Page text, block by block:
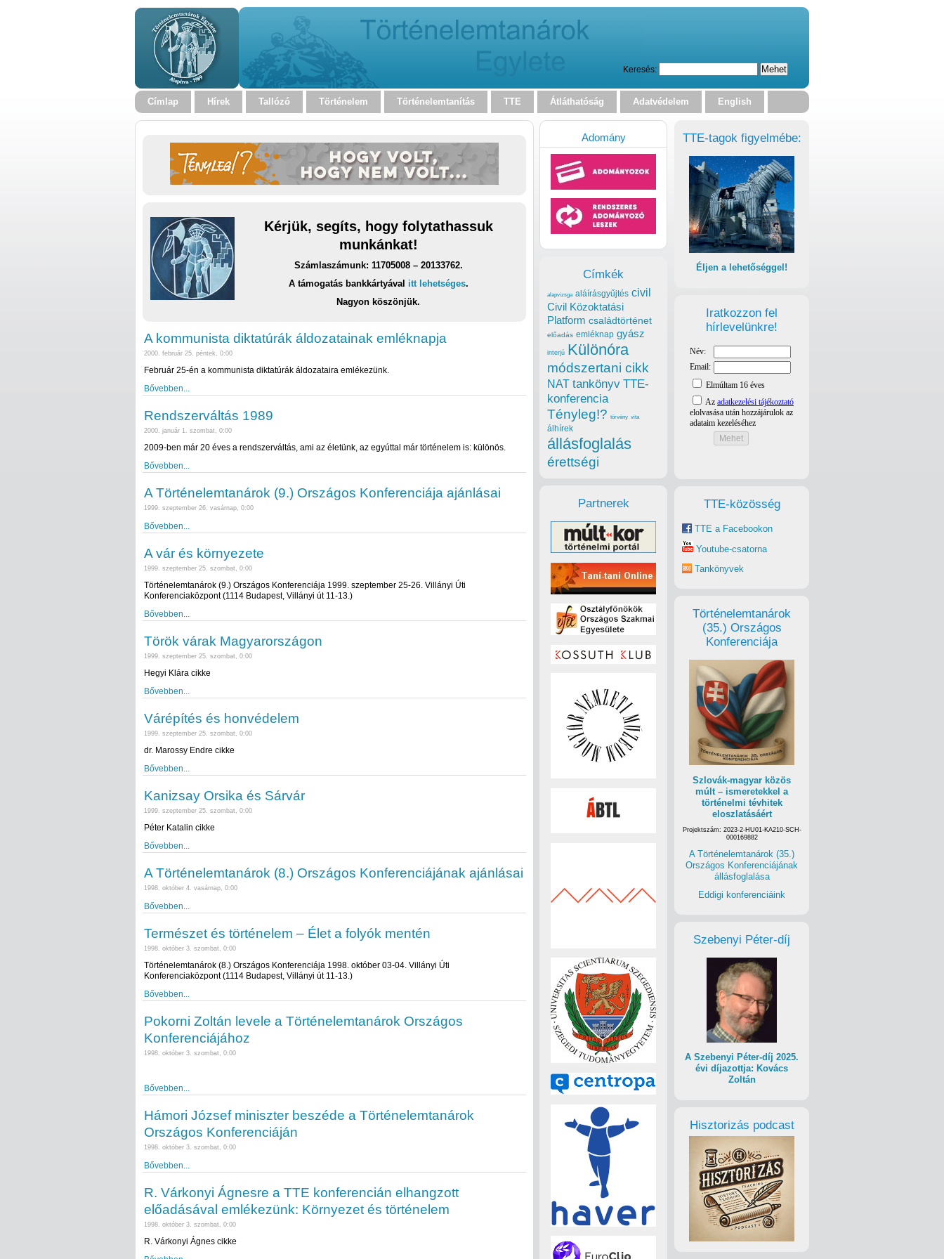
Keresés:
Címlap Hírek Tallózó Történelem Történelemtanítás TTE Átláthatóság Adatvédelem English
Kérjük, segíts, hogy folytathassuk
munkánkat!
Számlaszámunk: 11705008 – 20133762.
A támogatás bankkártyával itt lehetséges.
Nagyon köszönjük.
A kommunista diktatúrák áldozatainak emléknapja
2000. február 25. péntek, 0:00
Február 25-én a kommunista diktatúrák áldozataira emlékezünk.
Bővebben...
Rendszerváltás 1989
2000. január 1. szombat, 0:00
2009-ben már 20 éves a rendszerváltás, ami az életünk, az egyúttal már történelem is: különös.
Bővebben...
A Történelemtanárok (9.) Országos Konferenciája ajánlásai
1999. szeptember 26. vasárnap, 0:00
Bővebben...
A vár és környezete
1999. szeptember 25. szombat, 0:00
Történelemtanárok (9.) Országos Konferenciája 1999. szeptember 25-26. Villányi Úti
Konferenciaközpont (1114 Budapest, Villányi út 11-13.)
Bővebben...
Török várak Magyarországon
1999. szeptember 25. szombat, 0:00
Hegyi Klára cikke
Bővebben...
Várépítés és honvédelem
1999. szeptember 25. szombat, 0:00
dr. Marossy Endre cikke
Bővebben...
Kanizsay Orsika és Sárvár
1999. szeptember 25. szombat, 0:00
Péter Katalin cikke
Bővebben...
A Történelemtanárok (8.) Országos Konferenciájának ajánlásai
1998. október 4. vasárnap, 0:00
Bővebben...
Természet és történelem – Élet a folyók mentén
1998. október 3. szombat, 0:00
Történelemtanárok (8.) Országos Konferenciája 1998. október 03-04. Villányi Úti
Konferenciaközpont (1114 Budapest, Villányi út 11-13.)
Bővebben...
Pokorni Zoltán levele a Történelemtanárok Országos
Konferenciájához
1998. október 3. szombat, 0:00
Bővebben...
Hámori József miniszter beszéde a Történelemtanárok
Országos Konferenciáján
1998. október 3. szombat, 0:00
Bővebben...
R. Várkonyi Ágnesre a TTE konferencián elhangzott
előadásával emlékezünk: Környezet és történelem
1998. október 3. szombat, 0:00
R. Várkonyi Ágnes cikke
TTE-tagok figyelmébe:
Éljen a lehetőséggel!
Iratkozzon fel
hírlevelünkre!
TTE-közösség
TTE a Facebookon
Youtube-csatorna
Tankönyvek
Történelemtanárok
(35.) Országos
Konferenciája
Szlovák-magyar közös
múlt – ismeretekkel a
történelmi tévhitek
eloszlatásáért
Projektszám: 2023-2-HU01-KA210-SCH-
000169882
A Történelemtanárok (35.)
Országos Konferenciájának
állásfoglalása
Eddigi konferenciáink
Szebenyi Péter-díj
A Szebenyi Péter-díj 2025.
évi díjazottja: Kovács
Zoltán
Hisztorizás podcast
Adomány
Címkék
alapvizsga aláírásgyűjtés civil
Civil Közoktatási
Platform családtörténet
előadás emléknap gyász
interjú Különóra
módszertani cikk
NAT tankönyv TTE-
konferencia
Tényleg!? törvény vita
álhírek
állásfoglalás
érettségi
Partnerek